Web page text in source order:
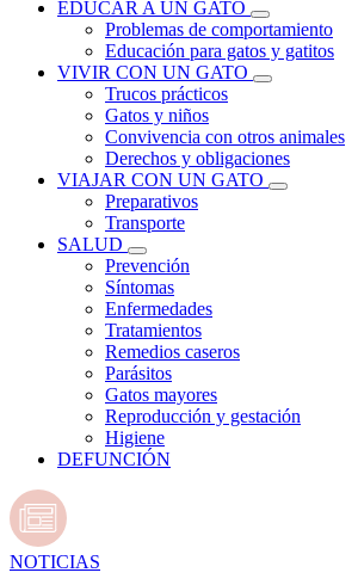
EDUCAR A UN GATO
Problemas de comportamiento
Educación para gatos y gatitos
VIVIR CON UN GATO
Trucos prácticos
Gatos y niños
Convivencia con otros animales
Derechos y obligaciones
VIAJAR CON UN GATO
Preparativos
Transporte
SALUD
Prevención
Síntomas
Enfermedades
Tratamientos
Remedios caseros
Parásitos
Gatos mayores
Reproducción y gestación
Higiene
DEFUNCIÓN
NOTICIAS